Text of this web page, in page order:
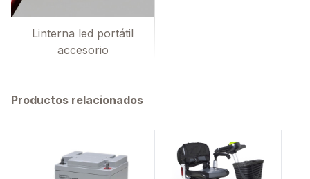
Linterna led portátil
accesorio
Productos relacionados